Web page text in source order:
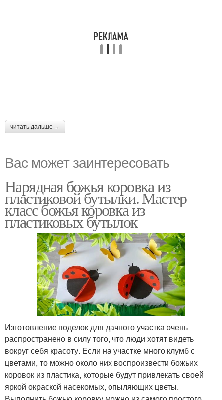
читать дальше →
Вас может заинтересовать
Нарядная божья коровка из
пластиковой бутылки. Мастер
класс божья коровка из
пластиковых бутылок
Изготовление поделок для дачного участка очень
распространено в силу того, что люди хотят видеть
вокруг себя красоту. Если на участке много клумб с
цветами, то можно около них воспроизвести божьих
коровок из пластика, которые будут привлекать своей
яркой окраской насекомых, опыляющих цветы.